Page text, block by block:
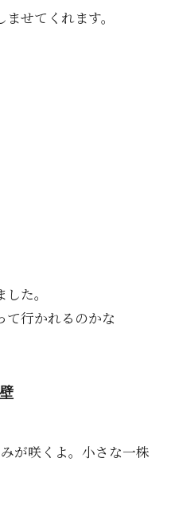
せてくれます。
た。
て行かれるのかな
が咲くよ。小さな一株